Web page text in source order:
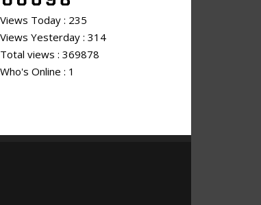
Views Today : 235
Views Yesterday : 314
Total views : 369878
Who's Online : 1